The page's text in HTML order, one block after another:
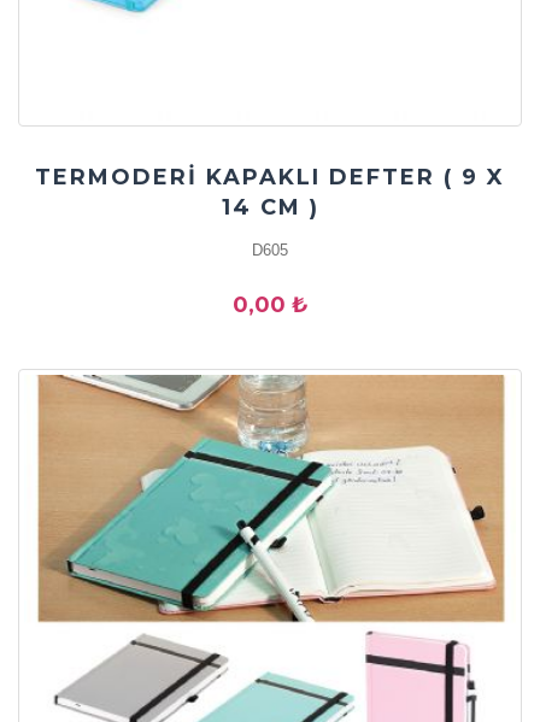
TERMODERİ KAPAKLI DEFTER ( 9 X
14 CM )
D605
0,00 ₺